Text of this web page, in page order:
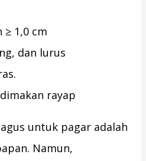
≥ 1,0 cm
dan lurus
rayap
untuk pagar adalah
Namun,